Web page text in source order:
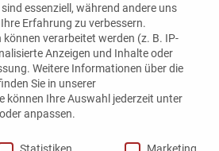
essenziell, während andere uns
Erfahrung zu verbessern.
können verarbeitet werden (z. B. IP-
Anzeigen und Inhalte oder
Weitere Informationen über die
Sie in unserer
können Ihre Auswahl jederzeit unter
anpassen.